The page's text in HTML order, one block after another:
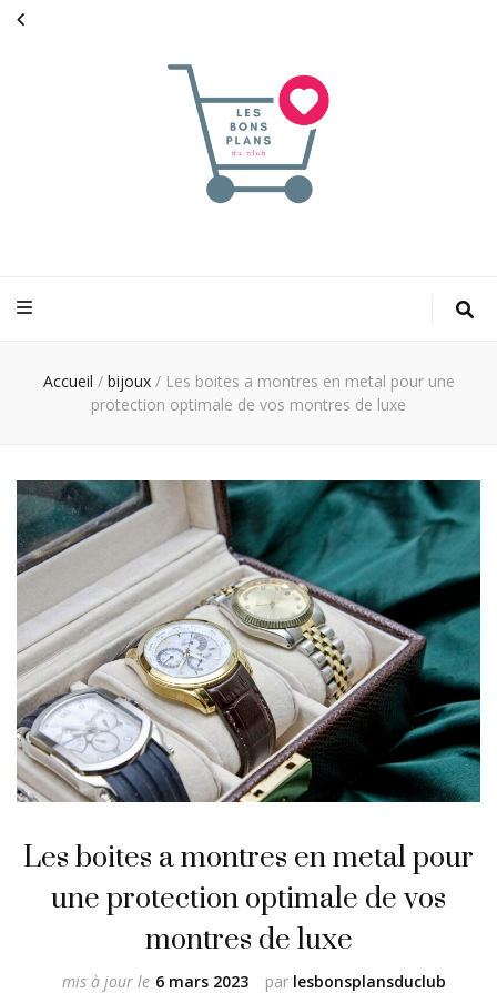
Accueil / bijoux / Les boites a montres en metal pour une
protection optimale de vos montres de luxe
Les boites a montres en metal pour
une protection optimale de vos
montres de luxe
par lesbonsplansduclub
mis à jour le 6 mars 2023